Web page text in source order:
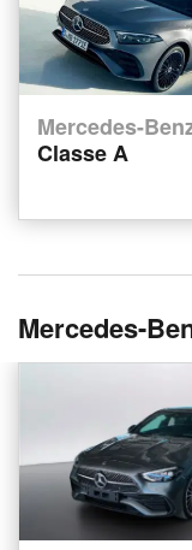
Mercedes-
Classe A
Mercedes-